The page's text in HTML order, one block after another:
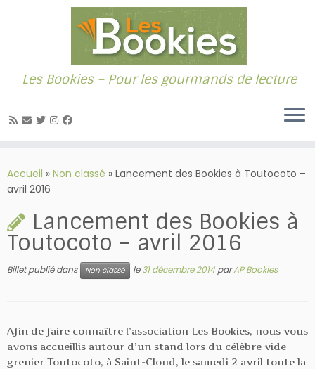
au
contenu
Les Bookies – Pour les gourmands de lecture
Accueil » Non classé » Lancement des Bookies à Toutocoto –
avril 2016
Lancement des Bookies à
Toutocoto – avril 2016
Billet publié dans Non classé le31 décembre 2014parAP Bookies
Afin de faire connaître l’association Les Bookies, nous vous
avons accueillis autour d’un stand lors du célèbre vide-
grenier Toutocoto, à Saint-Cloud, le samedi 2 avril toute la